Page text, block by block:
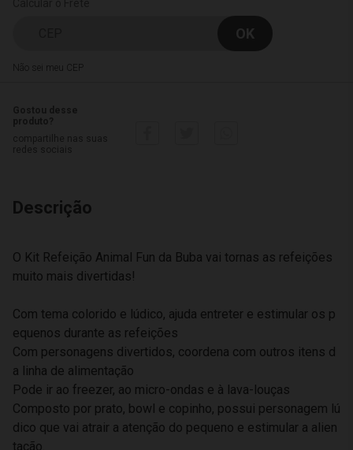
Não sei meu CEP
Descrição
O Kit Refeição Animal Fun da Buba vai tornas as refeições
muito mais divertidas!
Com tema colorido e lúdico, ajuda entreter e estimular os p
equenos durante as refeições
Com personagens divertidos, coordena com outros itens d
a linha de alimentação
Pode ir ao freezer, ao micro-ondas e à lava-louças
Composto por prato, bowl e copinho, possui personagem lú
dico que vai atrair a atenção do pequeno e estimular a alien
tação.